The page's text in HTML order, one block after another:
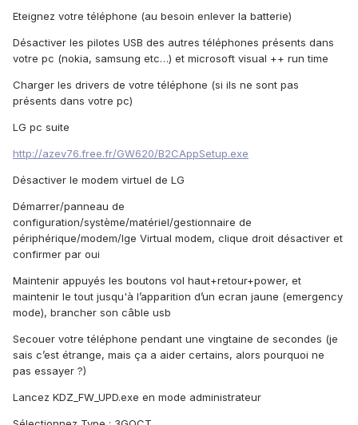
Eteignez votre téléphone (au besoin enlever la batterie)
Désactiver les pilotes USB des autres téléphones présents dans
votre pc (nokia, samsung etc…) et microsoft visual ++ run time
Charger les drivers de votre téléphone (si ils ne sont pas
présents dans votre pc)
LG pc suite
http://azev76.free.fr/GW620/B2CAppSetup.exe
Désactiver le modem virtuel de LG
Démarrer/panneau de
configuration/système/matériel/gestionnaire de
périphérique/modem/lge Virtual modem, clique droit désactiver et
confirmer par oui
Maintenir appuyés les boutons vol haut+retour+power, et
maintenir le tout jusqu'à l’apparition d’un ecran jaune (emergency
mode), brancher son câble usb
Secouer votre téléphone pendant une vingtaine de secondes (je
sais c’est étrange, mais ça a aider certains, alors pourquoi ne
pas essayer ?)
Lancez KDZ_FW_UPD.exe en mode administrateur